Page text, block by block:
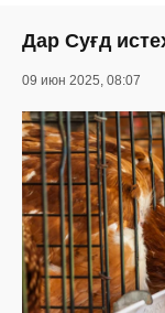
Дар Суғд
09 июн 2025, 08:07